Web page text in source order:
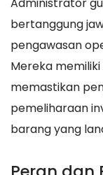
bertanggung
pengawasan
Mereka
memastikan
pemeliharaan
barang yang